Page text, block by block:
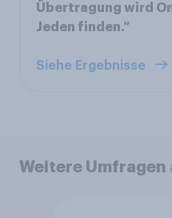
Übertragung wird
Jeden finden.”
Siehe Ergebnisse
Weitere Umfragen